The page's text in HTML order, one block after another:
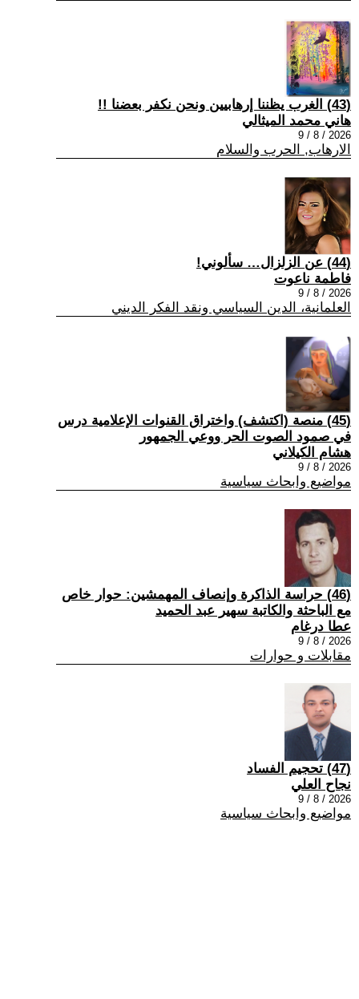
(43) الغرب يظننا إرهابيين ونحن نكفر بعضنا !!
هاني محمد الميثالي
2026 / 8 / 9
الارهاب, الحرب والسلام
(44) عن الزلزال… سألوني!
فاطمة ناعوت
2026 / 8 / 9
العلمانية، الدين السياسي ونقد الفكر الديني
(45) منصة (اكتشف) واختراق القنوات الإعلامية درس
في صمود الصوت الحر ووعي الجمهور
هشام الكيلاني
2026 / 8 / 9
مواضيع وابحاث سياسية
(46) حراسة الذاكرة وإنصاف المهمشين: حوار خاص
مع الباحثة والكاتبة سهير عبد الحميد
عطا درغام
2026 / 8 / 9
مقابلات و حوارات
(47) تحجيم الفساد
نجاح العلي
2026 / 8 / 9
مواضيع وابحاث سياسية